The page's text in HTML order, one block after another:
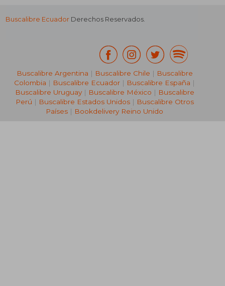
Buscalibre Ecuador Derechos Reservados.
Buscalibre Argentina | Buscalibre Chile | Buscalibre
Colombia | Buscalibre Ecuador | Buscalibre España |
Buscalibre Uruguay| Buscalibre México | Buscalibre
Perú | Buscalibre Estados Unidos| Buscalibre Otros
Países | Bookdelivery Reino Unido